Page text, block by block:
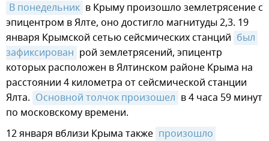
В понедельник в Крыму произошло землетрясение с
эпицентром в Ялте, оно достигло магнитуды 2,3. 19
января Крымской сетью сейсмических станций был
зафиксирован рой землетрясений, эпицентр
которых расположен в Ялтинском районе Крыма на
расстоянии 4 километра от сейсмической станции
Ялта. Основной толчок произошел в 4 часа 59 минут
по московскому времени.
12 января вблизи Крыма также произошло